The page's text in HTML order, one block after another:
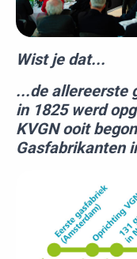
Wist je dat...
...de allereerste
in 1825 werd
KVGN ooit
Gasfabrikanten